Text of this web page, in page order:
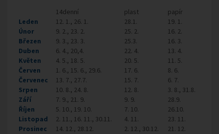
14denní plast
papír
Leden
12. 1., 26. 1. 28.1.
19. 1.
Únor
9. 2., 23. 2. 25. 2.
16. 2.
Březen
9. 3., 23. 3. 25.3.
16. 3.
Duben
6. 4., 20,4. 22. 4.
13. 4.
Květen
4. 5., 18. 5. 20. 5.
11. 5.
Červen
1. 6., 15. 6., 29.6. 17. 6.
8. 6.
Červenec
13. 7., 27.7. 15. 7.
6. 7.
Srpen
10. 8., 24. 8. 12. 8.
3. 8., 31.8.
Září
7. 9., 21. 9. 9. 9.
28.9.
Říjen
5. 10., 19. 10. 7. 10.
26.10.
Listopad
2. 11., 16. 11., 30.11. 4. 11.
23. 11.
Prosinec
14. 12., 28.12. 2. 12., 30.12. 21. 12.